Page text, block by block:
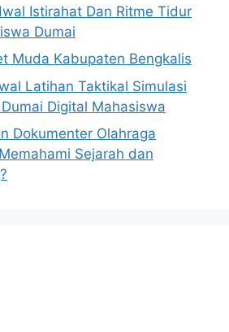
Istirahat Dan Ritme Tidur
Dumai
Muda Kabupaten Bengkalis
Latihan Taktikal Simulasi
Digital Mahasiswa
Dokumenter Olahraga
Sejarah dan